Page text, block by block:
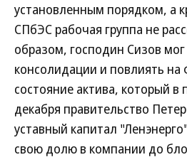
установленным порядком, а
СПбЭС рабочая группа не
образом, господин Сизов
консолидации и повлиять на
состояние актива, который в
декабря правительство
уставный капитал
свою долю в компании до